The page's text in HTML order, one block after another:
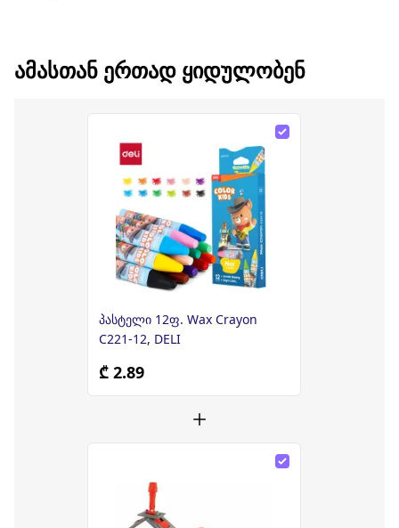
ᲐᲛᲐᲡᲗᲐᲜ ᲔᲠᲗᲐᲓ ᲧᲘᲓᲣᲚᲝᲑᲔᲜ
პასტელი 12ფ. Wax Crayon
C221-12, DELI
₾ 2.89